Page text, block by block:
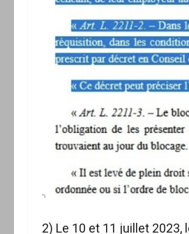
2) Le 10 et 11 juillet 2023,